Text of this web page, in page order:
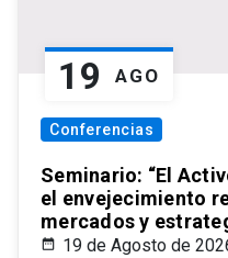
19 AGO
Conferencias
Seminario: “El
el envejecimiento
mercados y
19 de Agosto de